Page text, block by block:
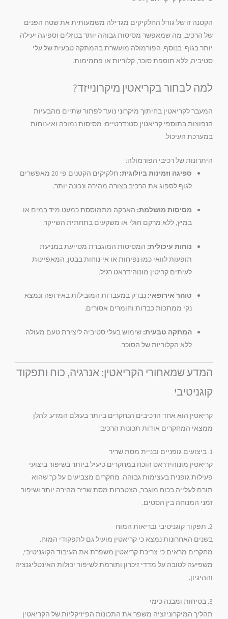
הקטנה זו של גודל החלקיקים מגדילה משמעותית את שטח הפנים
של הרכיב, מה שמאפשר מסיסות גבוהה יותר בנוזלים וספיגה יעילה
יותר בגוף. בנוסף, הפורמולה מועשרת בהמתקה טבעית של עלי
סטיביה, ללא תוספת סוכר, קלוריות או פחמימות.
למה לבחור בקריאטין מיקרונייזד?
המעבר לקריאטין בחיתוך מיקרוני נועד לפתור שתיים מהבעיות
הנפוצות בתוספי קריאטין סטנדרטיים: מסיסות נמוכה ואי-נוחות
במערכת העיכול.
היתרונות של רכיבי הפורמולה:
ספיגה וזמינות ביולוגית:
חלקיקים הקטנים פי 20 מאפשרים
לגוף לספוג את הרכיב בצורה מהירה ונכונה יותר.
מסיסות מושלמת: האבקה מתמוססת כמעט מיד במים או
במיץ, ללא מרקם חולי או משקעים בתחתית השייקר.
נוחות עיכולית: המסיסות המוגברת מסייעת במניעת
תופעות לוואי כמו נפיחות או אי-נוחות בבטן, המאפיינות
לעיתים קריטין מונוהידראט רגיל.
טוהר אירופאי: נבדק במעבדות המובילות באירופה ונמצא
נקי ממתכות כבדות וחומרים אסורים.
המתקה טבעית: שימוש בעלי סטיביה ליצירת טעם מעולה
ללא הקלוריות של הסוכר.
המדע שמאחורי הקריאטין: אנרגיה, כוח ותפקוד
קוגניטיבי
קריאטין הוא אחד הרכיבים הנחקרים ביותר בעולם המדע. להלן
ממצאי המחקרים אודות תכונות הרכיב:
1. ביצועים גופניים ובניית מסת שריר
קריאטין מונוהידראט הוכח במחקרים כיעיל ביותר בשיפור ביצועי
פעילות גופנית בעצימות גבוהה. מחקרים מצביעים על כך שהוא
תורם לעלייה בכוח מוגבר, הצטברות מסת שריר מהירה יותר ושיפור
זמני המנוחה בין הסטים.
2. תפקוד קוגניטיבי ובריאות המוח
בשנים האחרונות נמצא כי קריאטין מועיל גם לתפקודי המוח.
מחקרים מראים כי צריכת קריאטין משפרת את העיבוד הקוגניטיבי,
משפיעה לטובה על מדדי זיכרון ותורמת לשיפור יכולות האינטליגנציה
וההיגיון.
3. בטיחות ומבנה כימי
תהליך המיקרוניזציה משפר את התכונות הפיזיקליות של הקריאטין